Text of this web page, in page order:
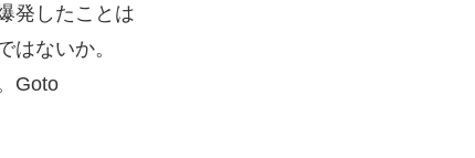
発したことは
はないか。
Goto